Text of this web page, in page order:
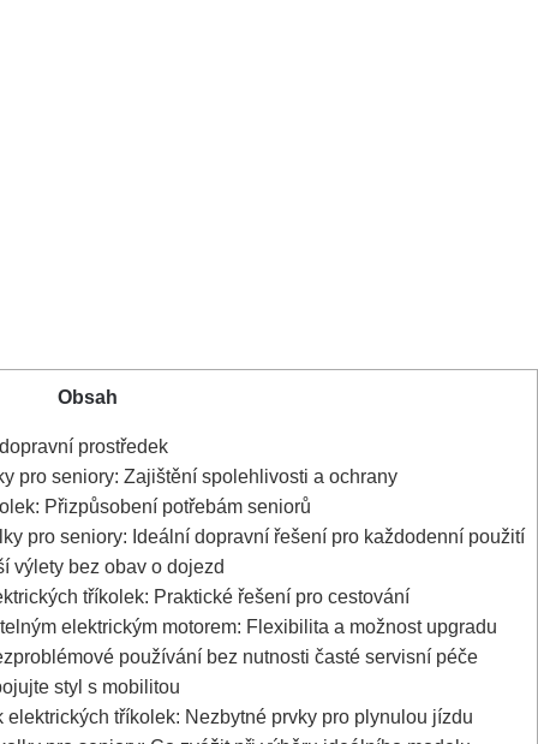
Obsah
prostředek
pro seniory: Zajištění spolehlivosti a ochrany
Přizpůsobení potřebám seniorů
pro seniory: Ideální dopravní řešení pro každodenní použití
výlety bez obav o dojezd
tříkolek: Praktické řešení pro cestování
elektrickým motorem: Flexibilita a možnost upgradu
používání bez nutnosti časté servisní péče
styl s mobilitou
tříkolek: Nezbytné prvky pro plynulou jízdu